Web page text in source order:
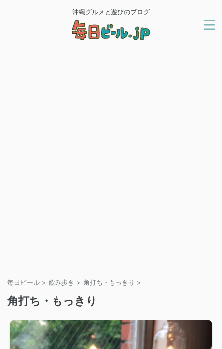
沖縄グルメと遊びのブログ
毎日ビール > 飲み歩き > 角打ち・もっきり >
角打ち・もっきり